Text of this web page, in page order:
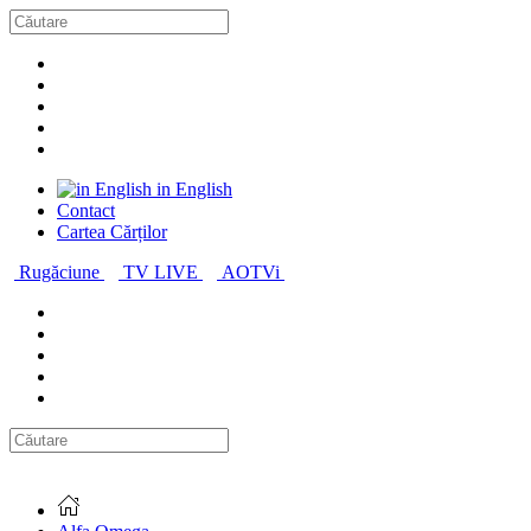
in English
Contact
Cartea Cărților
Rugăciune
TV LIVE AOTVi